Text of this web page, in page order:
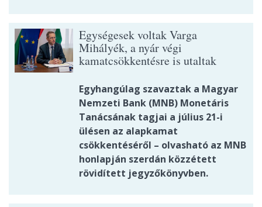
Egységesek voltak Varga
Mihályék, a nyár végi
kamatcsökkentésre is utaltak
Egyhangúlag szavaztak a Magyar
Nemzeti Bank (MNB) Monetáris
Tanácsának tagjai a július 21-i
ülésen az alapkamat
csökkentéséről – olvasható az MNB
honlapján szerdán közzétett
rövidített jegyzőkönyvben.